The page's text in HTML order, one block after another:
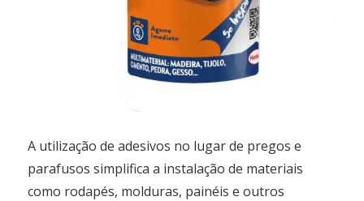
A utilização de adesivos no lugar de pregos e
parafusos simplifica a instalação de materiais
como rodapés, molduras, painéis e outros